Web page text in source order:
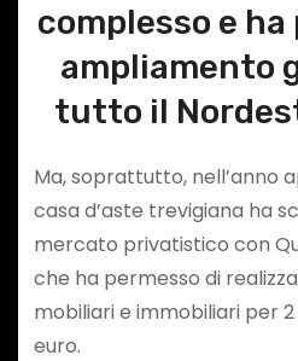
complesso e
ampliamento
tutto il
Ma, soprattutto, nell’anno
casa d’aste trevigiana ha
mercato privatistico con
che ha permesso di
mobiliari e immobiliari per
euro.